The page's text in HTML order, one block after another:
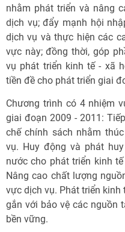
nhằm phát triển và nâng
dịch vụ; đẩy mạnh hội
dịch vụ và thực hiện các
vực này; đồng thời, góp
vụ phát triển kinh tế - xã
tiền đề cho phát triển giai
Chương trình có 4 nhiệm
giai đoạn 2009 - 2011:
chế chính sách nhằm
vụ. Huy động và phát
nước cho phát triển kinh
Nâng cao chất lượng
vực dịch vụ. Phát triển kinh
gắn với bảo vệ các nguồn
bền vững.